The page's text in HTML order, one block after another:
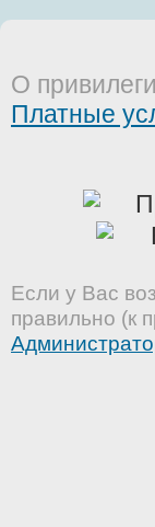
О
Платные
Если у Вас
правильно (к